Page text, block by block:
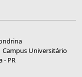
Campus Universitário
- PR